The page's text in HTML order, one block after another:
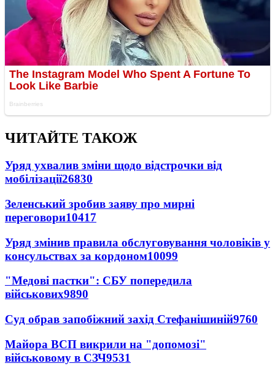
ЧИТАЙТЕ ТАКОЖ
Уряд ухвалив зміни щодо відстрочки від
мобілізації26830
Зеленський зробив заяву про мирні
переговори10417
Уряд змінив правила обслуговування чоловіків у
консульствах за кордоном10099
"Медові пастки": СБУ попередила
військових9890
Суд обрав запобіжний захід Стефанішиній9760
Майора ВСП викрили на "допомозі"
військовому в СЗЧ9531